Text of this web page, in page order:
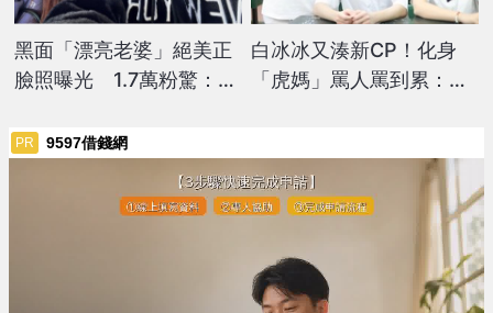
黑面「漂亮老婆」絕美正
臉照曝光 1.7萬粉驚：好
白冰冰又湊新CP！化身
「虎媽」罵人罵到累：他
PR 9597借錢網